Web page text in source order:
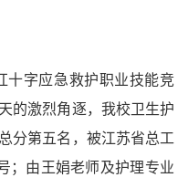
字应急救护职业技能竞
的激烈角逐，我校卫生护
分第五名，被江苏省总工
；由王娟老师及护理专业